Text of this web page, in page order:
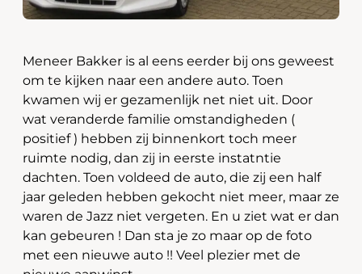
Meneer Bakker is al eens eerder bij ons geweest
om te kijken naar een andere auto. Toen
kwamen wij er gezamenlijk net niet uit. Door
wat veranderde familie omstandigheden (
positief ) hebben zij binnenkort toch meer
ruimte nodig, dan zij in eerste instatntie
dachten. Toen voldeed de auto, die zij een half
jaar geleden hebben gekocht niet meer, maar ze
waren de Jazz niet vergeten. En u ziet wat er dan
kan gebeuren ! Dan sta je zo maar op de foto
met een nieuwe auto !! Veel plezier met de